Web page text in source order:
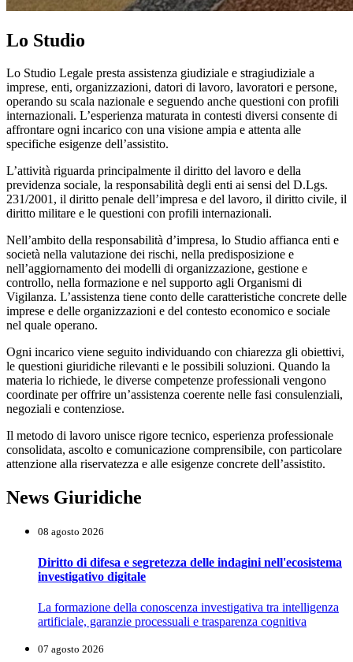
Lo Studio
Lo Studio Legale presta assistenza giudiziale e stragiudiziale a
imprese, enti, organizzazioni, datori di lavoro, lavoratori e persone,
operando su scala nazionale e seguendo anche questioni con profili
internazionali. L’esperienza maturata in contesti diversi consente di
affrontare ogni incarico con una visione ampia e attenta alle
specifiche esigenze dell’assistito.
L’attività riguarda principalmente il diritto del lavoro e della
previdenza sociale, la responsabilità degli enti ai sensi del D.Lgs.
231/2001, il diritto penale dell’impresa e del lavoro, il diritto civile, il
diritto militare e le questioni con profili internazionali.
Nell’ambito della responsabilità d’impresa, lo Studio affianca enti e
società nella valutazione dei rischi, nella predisposizione e
nell’aggiornamento dei modelli di organizzazione, gestione e
controllo, nella formazione e nel supporto agli Organismi di
Vigilanza. L’assistenza tiene conto delle caratteristiche concrete delle
imprese e delle organizzazioni e del contesto economico e sociale
nel quale operano.
Ogni incarico viene seguito individuando con chiarezza gli obiettivi,
le questioni giuridiche rilevanti e le possibili soluzioni. Quando la
materia lo richiede, le diverse competenze professionali vengono
coordinate per offrire un’assistenza coerente nelle fasi consulenziali,
negoziali e contenziose.
Il metodo di lavoro unisce rigore tecnico, esperienza professionale
consolidata, ascolto e comunicazione comprensibile, con particolare
attenzione alla riservatezza e alle esigenze concrete dell’assistito.
News Giuridiche
08 agosto 2026
Diritto di difesa e segretezza delle indagini nell'ecosistema
investigativo digitale
La formazione della conoscenza investigativa tra intelligenza
artificiale, garanzie processuali e trasparenza cognitiva
07 agosto 2026